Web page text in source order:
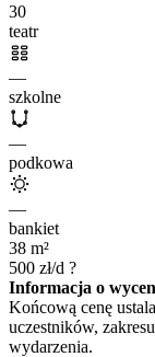
30
teatr
—
szkolne
—
podkowa
—
bankiet
38 m²
500 zł/d ?
Informacja o
Końcową cenę
uczestników,
wydarzenia.